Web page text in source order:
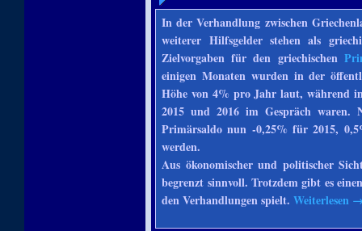
In der Verhandlung zwischen
weiterer Hilfsgelder stehen als
Zielvorgaben für den griechischen
einigen Monaten wurden in der
Höhe von 4% pro Jahr laut, während
2015 und 2016 im Gespräch waren.
Primärsaldo nun -0,25% für 2015,
werden.
Aus ökonomischer und politischer
begrenzt sinnvoll. Trotzdem gibt es
den Verhandlungen spielt.Weiterlesen